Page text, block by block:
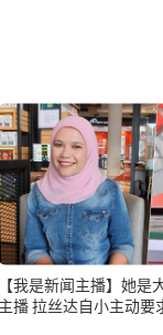
【我是新闻主播】她
主播 拉丝达自小主动